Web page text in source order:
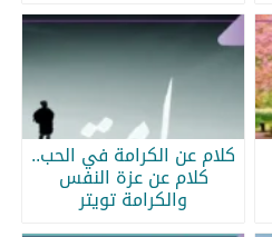
كلام عن الكرامة في الحب..
كلام عن عزة النفس
والكرامة تويتر